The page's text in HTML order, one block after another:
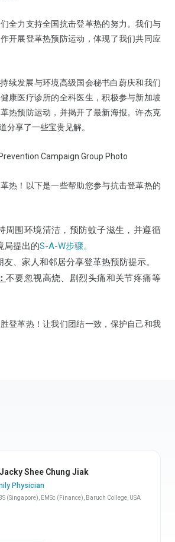
全力支持全国抗击登革热的努力。我们与
开展登革热预防运动，体现了我们共同应
续发展与环境高级国会秘书白蔚庆和我们
健康医疗诊所的全科医生，积极参与新加坡
热预防运动，并揭开了最新海报。许杰克
分享了一些宝贵见解。
热！以下是一些帮助您参与抗击登革热的
周围环境清洁，预防蚊子滋生，并遵循
局提出的S-A-W步骤。
友、家人和邻居分享登革热预防提示。
不要忽视高烧、剧烈头痛和关节疼痛等
登革热！让我们团结一致，保护自己和我
Shee Chung Jiak
Physician
(Singapore), EMSc (Finance), Baruch College, USA